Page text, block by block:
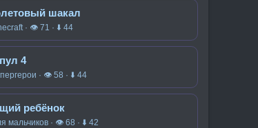
шакал
· 👁 71 · ⬇ 44
4
· 👁 58 · ⬇ 44
ребёнок
мальчиков · 👁 68 · ⬇ 42